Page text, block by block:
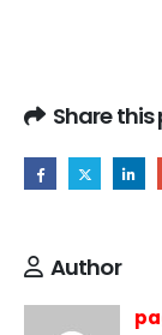
Share this
Author